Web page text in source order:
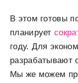
В этом готовы
планирует
году. Для
разрабатывают
Мы же можем